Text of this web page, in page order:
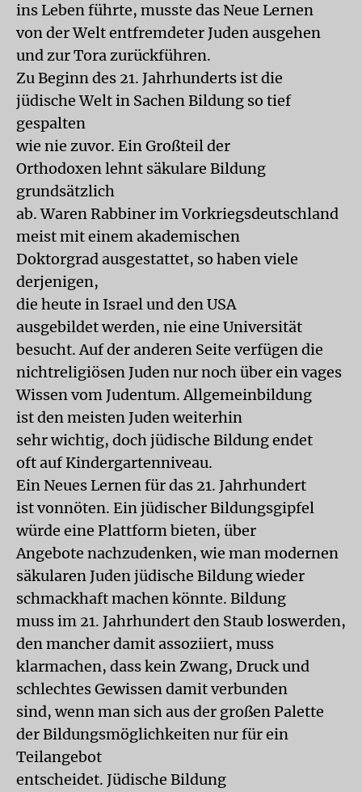
ins Leben führte, musste das Neue Lernen
von der Welt entfremdeter Juden ausgehen
und zur Tora zurückführen.
Zu Beginn des 21. Jahrhunderts ist die
jüdische Welt in Sachen Bildung so tief
gespalten
wie nie zuvor. Ein Großteil der
Orthodoxen lehnt säkulare Bildung
grundsätzlich
ab. Waren Rabbiner im Vorkriegsdeutschland
meist mit einem akademischen
Doktorgrad ausgestattet, so haben viele
derjenigen,
die heute in Israel und den USA
ausgebildet werden, nie eine Universität
besucht. Auf der anderen Seite verfügen die
nichtreligiösen Juden nur noch über ein vages
Wissen vom Judentum. Allgemeinbildung
ist den meisten Juden weiterhin
sehr wichtig, doch jüdische Bildung endet
oft auf Kindergartenniveau.
Ein Neues Lernen für das 21. Jahrhundert
ist vonnöten. Ein jüdischer Bildungsgipfel
würde eine Plattform bieten, über
Angebote nachzudenken, wie man modernen
säkularen Juden jüdische Bildung wieder
schmackhaft machen könnte. Bildung
muss im 21. Jahrhundert den Staub loswerden,
den mancher damit assoziiert, muss
klarmachen, dass kein Zwang, Druck und
schlechtes Gewissen damit verbunden
sind, wenn man sich aus der großen Palette
der Bildungsmöglichkeiten nur für ein
Teilangebot
entscheidet. Jüdische Bildung